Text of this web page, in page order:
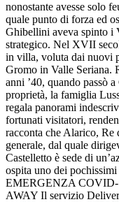
nonostante avesse solo
quale punto di forza ed
Ghibellini aveva spinto i
strategico. Nel XVII
in villa, voluta dai nuovi
Gromo in Valle Seriana.
anni ’40, quando passò
proprietà, la famiglia
regala panorami
fortunati visitatori,
racconta che Alarico,
generale, dal quale
Castelletto è sede di
ospita uno dei
EMERGENZA
AWAY Il servizio